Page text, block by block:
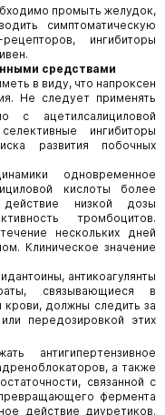
промыть желудок,
симптоматическую
ингибиторы
средствами
в виду, что напроксен
Не следует применять
с ацетилсалициловой
ингибиторы
развития побочных
одновременное
кислоты более
низкой дозы
тромбоцитов.
нескольких дней
Клиническое значение
антикоагулянты
связывающиеся в
крови, должны следить за
передозировкой этих
антигипертензивное
а также
связанной с
фермента
действие диуретиков.